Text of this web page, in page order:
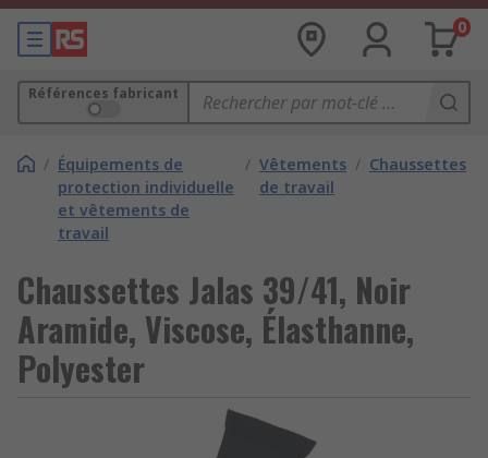
0
Références fabricant
/ Équipements de
protection individuelle
et vêtements de
travail
/ Vêtements
de travail
/ Chaussettes
Chaussettes Jalas 39/41, Noir
Aramide, Viscose, Élasthanne,
Polyester